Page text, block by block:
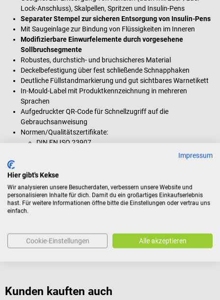
Lock-Anschluss), Skalpellen, Spritzen und Insulin-Pens
Separater Stempel zur sicheren Entsorgung von Insulin-Pens
Mit Saugeinlage zur Bindung von Flüssigkeiten im Inneren
Modifizierbare Einwurfelemente durch vorgesehene
Sollbruchsegmente
Robustes, durchstich- und bruchsicheres Material
Deckelbefestigung über fest schließende Schnapphaken
Deutliche Füllstandmarkierung und gut sichtbares Warnetikett
In-Mould-Label mit Produktkennzeichnung in mehreren
Sprachen
Aufgedruckter QR-Code für Schnellzugriff auf die
Gebrauchsanweisung
Normen/Qualitätszertifikate:
DIN EN ISO 23907
Farbe: Gelb, Rot
Material: recyceltes Polypropylen
Kunden kauften auch
Impressum
Hier gibt's Kekse
Wir analysieren unsere Besucherdaten, verbessern unsere Website und
personalisieren Inhalte für dich. Damit du ein großartiges Einkaufserlebnis
hast. Für weitere Informationen öffne bitte die Einstellungen oder vertrau uns
einfach.
Cookie-Einstellungen Alle akzeptieren